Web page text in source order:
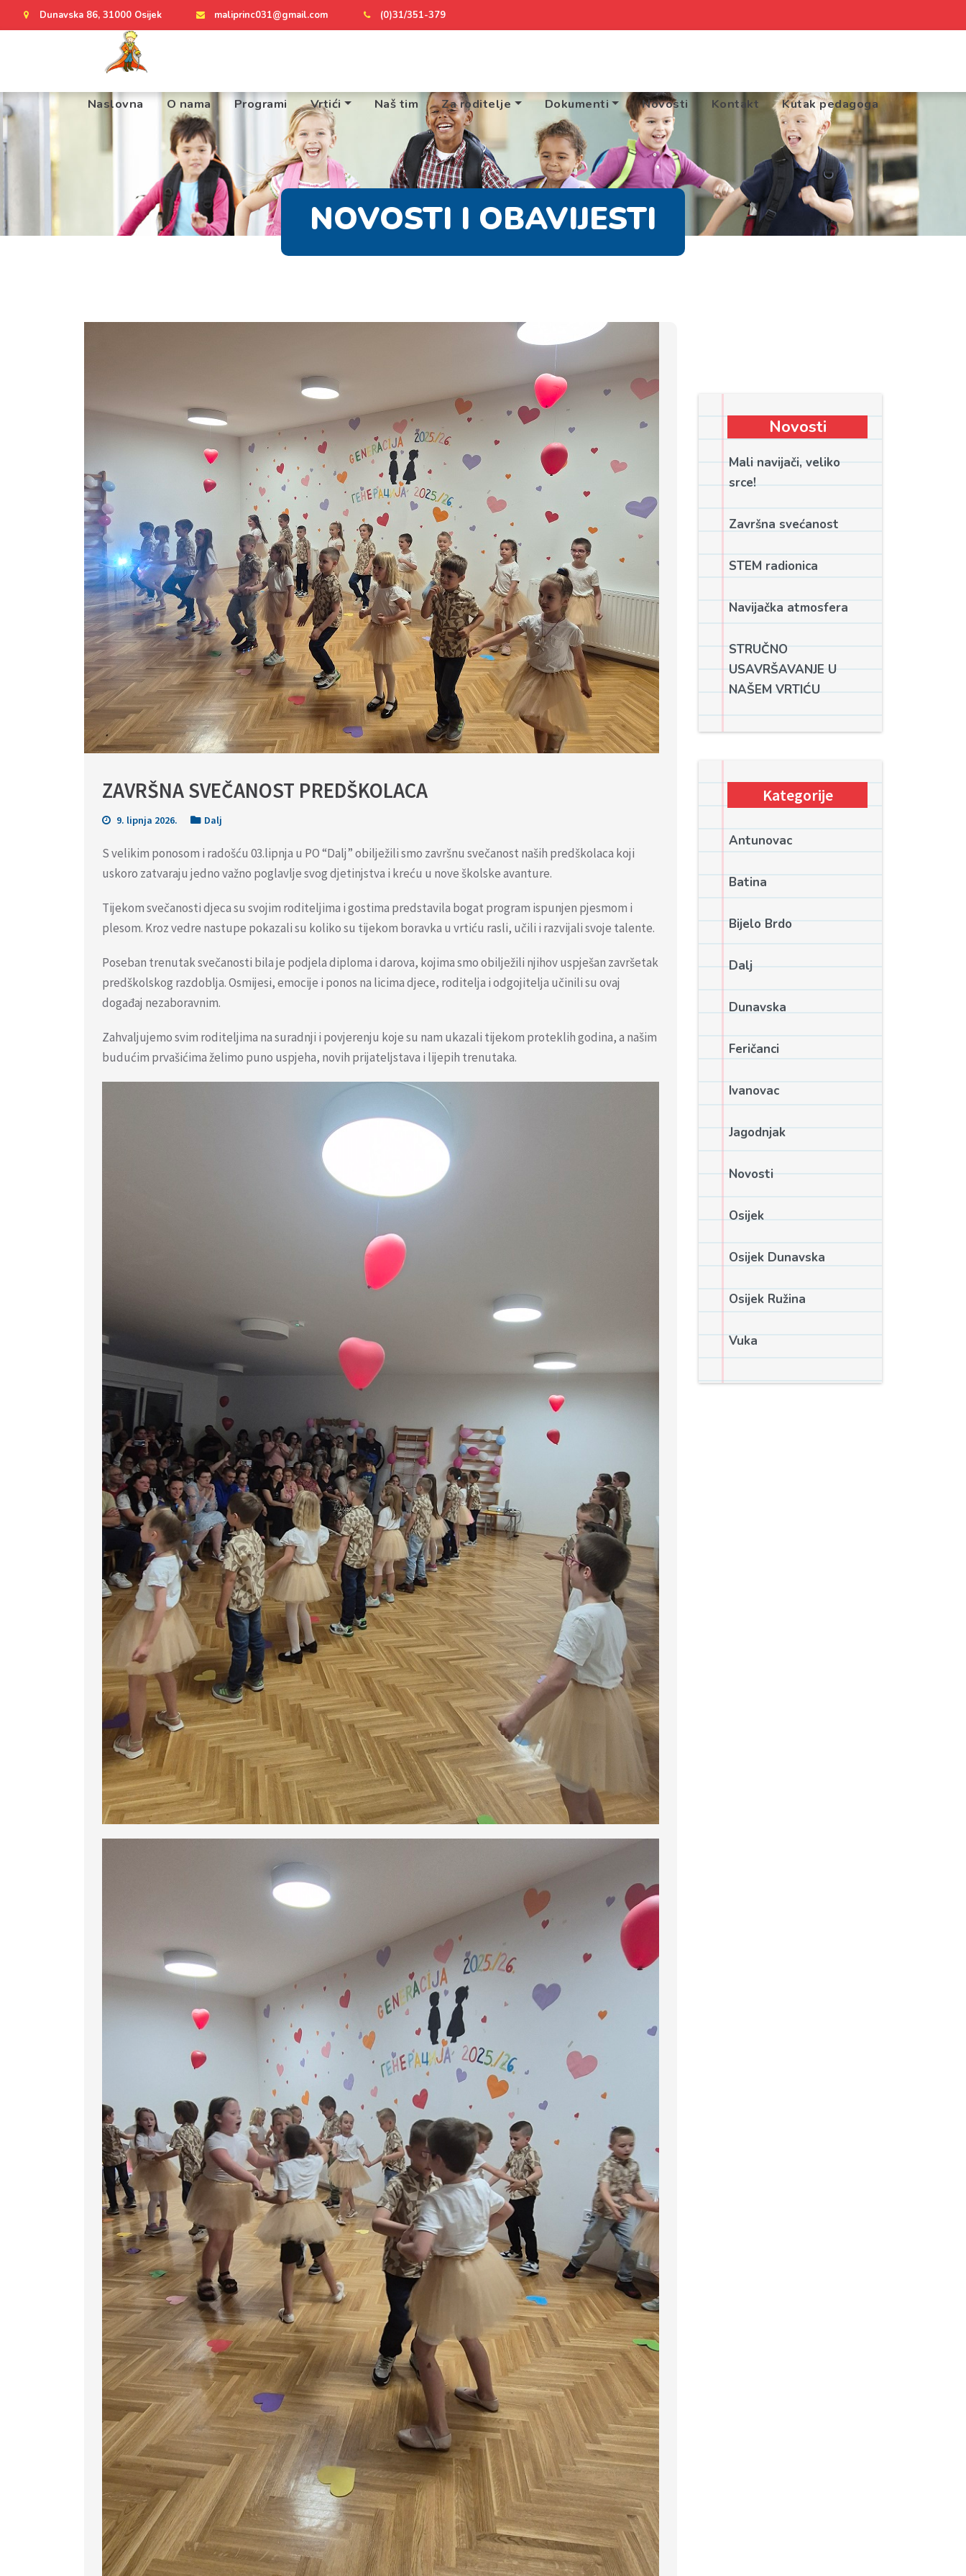
Dunavska 86, 31000 Osijek maliprinc031@gmail.com (0)31/351-379
Naslovna O nama Programi Vrtići Naš tim Za roditelje Dokumenti Novosti Kontakt Kutak pedagoga
NOVOSTI I OBAVIJESTI
ZAVRŠNA SVEČANOST PREDŠKOLACA
9. lipnja 2026. Dalj
S velikim ponosom i radošću 03.lipnja u PO “Dalj” obilježili smo završnu svečanost naših predškolaca koji
uskoro zatvaraju jedno važno poglavlje svog djetinjstva i kreću u nove školske avanture.
Tijekom svečanosti djeca su svojim roditeljima i gostima predstavila bogat program ispunjen pjesmom i
plesom. Kroz vedre nastupe pokazali su koliko su tijekom boravka u vrtiću rasli, učili i razvijali svoje talente.
Poseban trenutak svečanosti bila je podjela diploma i darova, kojima smo obilježili njihov uspješan završetak
predškolskog razdoblja. Osmijesi, emocije i ponos na licima djece, roditelja i odgojitelja učinili su ovaj
događaj nezaboravnim.
Zahvaljujemo svim roditeljima na suradnji i povjerenju koje su nam ukazali tijekom proteklih godina, a našim
budućim prvašićima želimo puno uspjeha, novih prijateljstava i lijepih trenutaka.
Novosti
Mali navijači, veliko
srce!
Završna svećanost
STEM radionica
Navijačka atmosfera
STRUČNO
USAVRŠAVANJE U
NAŠEM VRTIĆU
Kategorije
Antunovac
Batina
Bijelo Brdo
Dalj
Dunavska
Feričanci
Ivanovac
Jagodnjak
Novosti
Osijek
Osijek Dunavska
Osijek Ružina
Vuka